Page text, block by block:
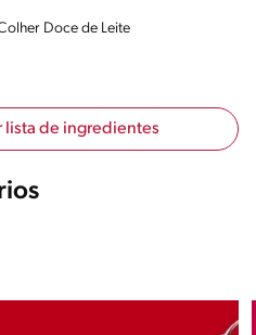
Doce de Leite
lista de ingredientes